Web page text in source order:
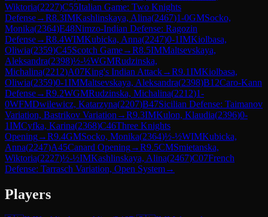
Wiktoria(2227)C55Italian Game: Two Knights
Defense→R8.3IMKashlinskaya, Alina(2467)1-0GMSocko,
Monika(2364)E48Nimzo-Indian Defense: Ragozin
Defense→R8.4WIMKubicka, Anna(2247)0-1IMKiolbasa,
Oliwia(2359)C45Scotch Game→R8.5IMMaltsevskaya,
Aleksandra(2398)½-½WGMRudzinska,
Michalina(2212)A07King's Indian Attack→R9.1IMKiolbasa,
Oliwia(2359)0-1IMMaltsevskaya, Aleksandra(2398)B12Caro-Kann
Defense→R9.2WGMRudzinska, Michalina(2212)1-
0WFMDwilewicz, Katarzyna(2207)B47Sicilian Defense: Taimanov
Variation, Bastrikov Variation →R9.3IMKulon, Klaudia(2396)0-
1IMCyfka, Karina(2368)C46Three Knights
Opening→R9.4GMSocko, Monika(2364)½-½WIMKubicka,
Anna(2247)A45Canard Opening→R9.5CMSmietanska,
Wiktoria(2227)½-½IMKashlinskaya, Alina(2467)C07French
Defense: Tarrasch Variation, Open System→
Players